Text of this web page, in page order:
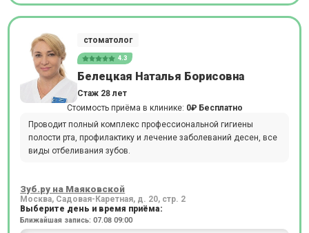
стоматолог
4.3
Белецкая Наталья Борисовна
Стаж 28 лет
Стоимость приёма в клинике: 0₽ Бесплатно
Проводит полный комплекс профессиональной гигиены
полости рта, профилактику и лечение заболеваний десен, все
виды отбеливания зубов.
Зуб.ру на Маяковской
Москва, Садовая-Каретная, д. 20, стр. 2
Выберите день и время приёма:
Ближайшая запись: 07.08 09:00